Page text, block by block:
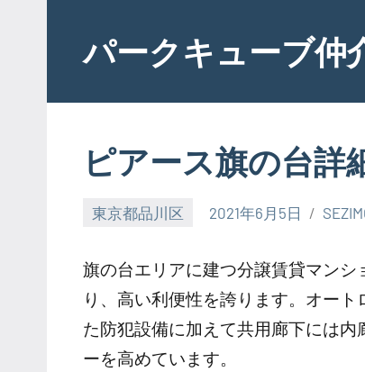
contentパークキューブ仲
ピアース旗の台詳
東京都品川区 2021年6月5日
旗の台エリアに建つ分譲賃貸マン
り、高い利便性を誇ります。オー
た防犯設備に加えて共用廊下には
ーを高めています。